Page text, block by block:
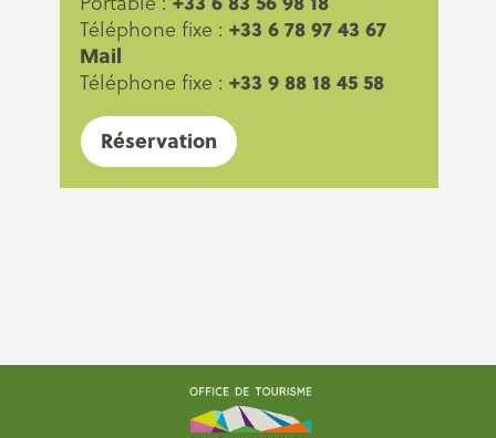
Téléphone fixe : +33 6 78 97 43 67
Mail
Téléphone fixe : +33 9 88 18 45 58
Réservation